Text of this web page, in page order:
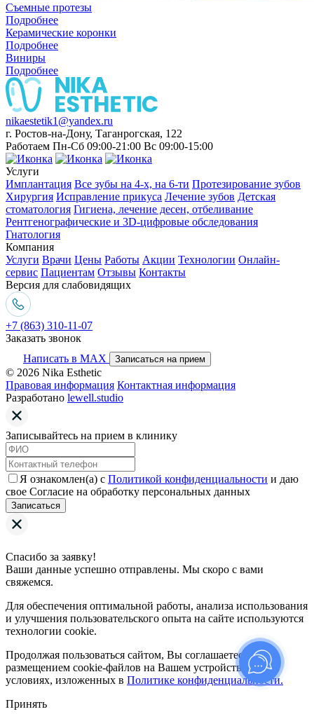
Съемные протезы
Подробнее
Керамические коронки
Подробнее
Виниры
Подробнее
nikaestetik1@yandex.ru
г. Ростов-на-Дону, Таганрогская, 122
Работаем Пн-Сб 09:00-21:00 Вс 09:00-15:00
Услуги
Имплантация Все зубы на 4-х, на 6-ти Протезирование зубов
Хирургия Исправление прикуса Лечение зубов Детская
стоматология Гигиена, лечение десен, отбеливание
Рентгенографические и 3D-цифровые обследования
Гнатология
Компания
Услуги Врачи Цены Работы Акции Технологии Онлайн-
сервис Пациентам Отзывы Контакты
Версия для слабовидящих
+7 (863) 310-11-07
Заказать звонок
Написать в MAX
Записаться на прием
© 2026 Nika Esthetic
Правовая информация Контактная информация
Разработано lewell.studio
Записывайтесь на прием в клинику
Я ознакомлен(а) с Политикой конфиденциальности и даю
свое Согласие на обработку персональных данных
Записаться
Спасибо за заявку!
Ваши данные успешно отправлены. Мы скоро с вами
свяжемся.
Для обеспечения оптимальной работы, анализа использования
и улучшения пользовательского опыта на сайте используются
технологии cookie.
Продолжая пользоваться сайтом, Вы соглашаетесь с
размещением cookie-файлов на Вашем устройстве на
условиях, изложенных в Политике конфиденциальности.
Принять